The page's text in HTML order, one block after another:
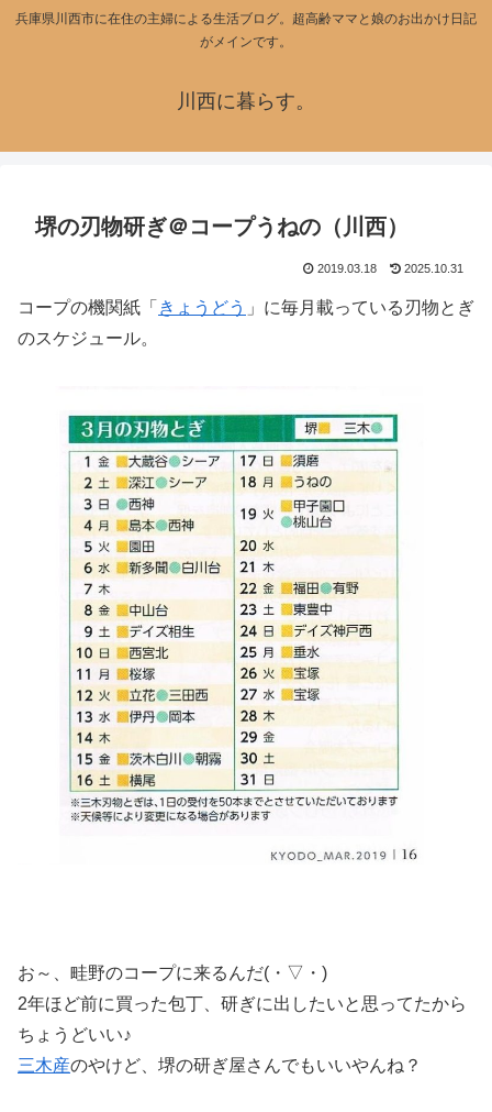
兵庫県川西市に在住の主婦による生活ブログ。超高齢ママと娘のお出かけ日記
がメインです。
川西に暮らす。
堺の刃物研ぎ＠コープうねの（川西）
2019.03.18 2025.10.31
コープの機関紙「 きょうどう 」に毎月載っている刃物とぎ
のスケジュール。
お～、畦野のコープに来るんだ(・▽・)
2年ほど前に買った包丁、研ぎに出したいと思ってたから
ちょうどいい♪
三木産のやけど、堺の研ぎ屋さんでもいいやんね？